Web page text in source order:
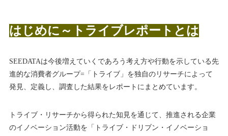
はじめに～トライブレポートとは
SEEDATAは今後増えていくであろう考え方や行動を示している先
進的な消費者グループ=「トライブ」を独自のリサーチによって
発見、定義し、調査した結果をレポートにまとめています。
トライブ・リサーチから得られた知見を通じて、推進される企業
のイノベーション活動を「トライブ・ドリブン・イノベーショ